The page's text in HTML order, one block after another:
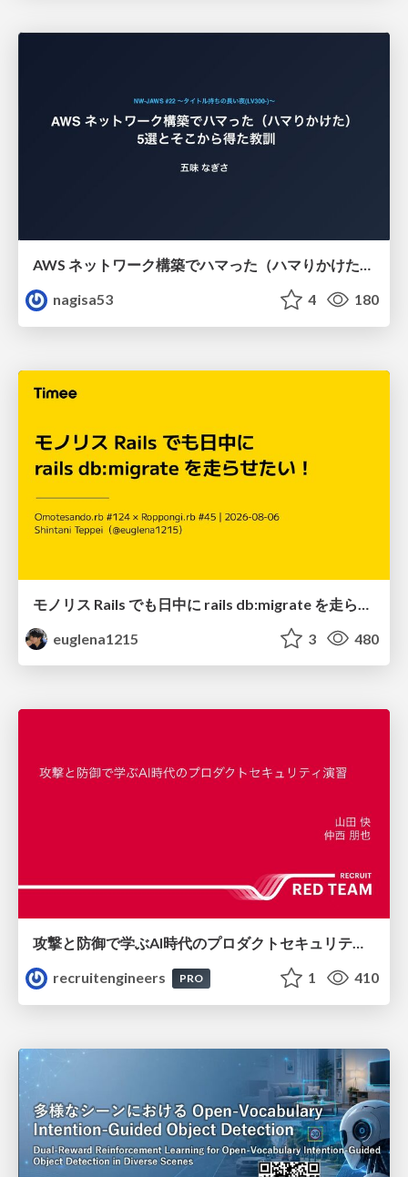
AWS ネットワーク構築でハマった（ハマりかけた） 5選とそこから得た教訓
nagisa53
4 180
euglena1215
3 480
攻撃と防御で学ぶAI時代のプロダクトセキュリティ演習
recruitengineers
PRO 1 410